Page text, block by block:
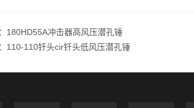
180HD55A冲击器高风压潜孔锤
110-110钎头cir钎头低风压潜孔锤